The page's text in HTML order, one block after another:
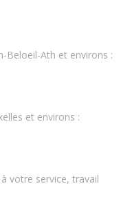
Beloeil-Ath et environs :
et environs :
votre service, travail